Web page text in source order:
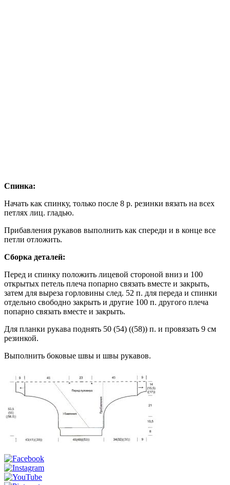
Спинка:
Начать как спинку, только после 8 р. резинки вязать на всех
петлях лиц. гладью.
Прибавления рукавов выполнить как спереди и в конце все
петли отложить.
Сборка деталей:
Перед и спинку положить лицевой стороной вниз и 100
открытых петель плеча попарно связать вместе и закрыть,
затем для выреза горловины след. 52 п. для переда и спинки
отдельно свободно закрыть и другие 100 п. другого плеча
попарно связать вместе и закрыть.
Для планки рукава поднять 50 (54) ((58)) п. и провязать 9 см
резинкой.
Выполнить боковые швы и швы рукавов.